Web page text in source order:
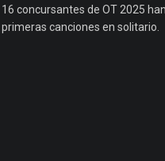
16 concursantes de OT 2025
primeras canciones en solitario.